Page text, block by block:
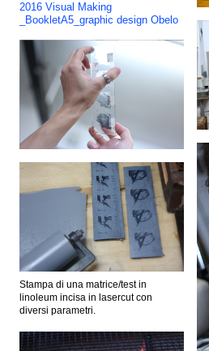
2016 Visual Making
_BookletA5_graphic design Obelo
Stampa di una matrice/test in
linoleum incisa in lasercut con
diversi parametri.